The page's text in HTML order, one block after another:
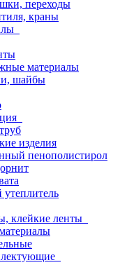
переходы
краны
материалы
шайбы
изделия
пенополистирол
клейкие ленты